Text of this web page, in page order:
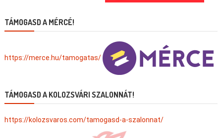
TÁMOGASD A MÉRCÉ!
https://merce.hu/tamogatas/
TÁMOGASD A KOLOZSVÁRI SZALONNÁT!
https://kolozsvaros.com/tamogasd-a-szalonnat/